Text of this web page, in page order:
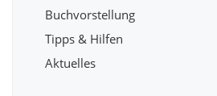
Buchvorstellung
Tipps & Hilfen
Aktuelles